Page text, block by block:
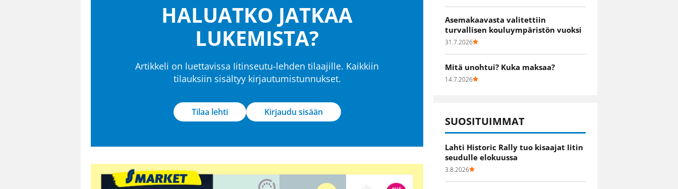
HALUATKO JATKAA
LUKEMISTA?
Artikkeli on luettavissa Iitinseutu-lehden tilaajille. Kaikkiin
tilauksiin sisältyy kirjautumistunnukset.
Tilaa lehti Kirjaudu sisään
Asemakaavasta valitettiin
turvallisen kouluympäristön vuoksi
31.7.2026
Mitä unohtui? Kuka maksaa?
14.7.2026
SUOSITUIMMAT
Lahti Historic Rally tuo kisaajat Iitin
seudulle elokuussa
3.8.2026